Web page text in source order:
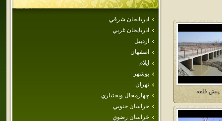
اذربايجان شرقي
اذربايجان غربي
اردبيل
اصفهان
ايلام
بوشهر
تهران
چهارمحال وبختياري
خراسان جنوبي
خراسان رضوي
پيش قلعه